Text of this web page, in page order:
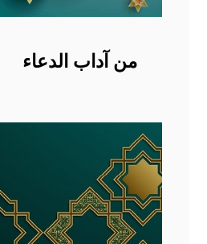
من آداب الدعاء